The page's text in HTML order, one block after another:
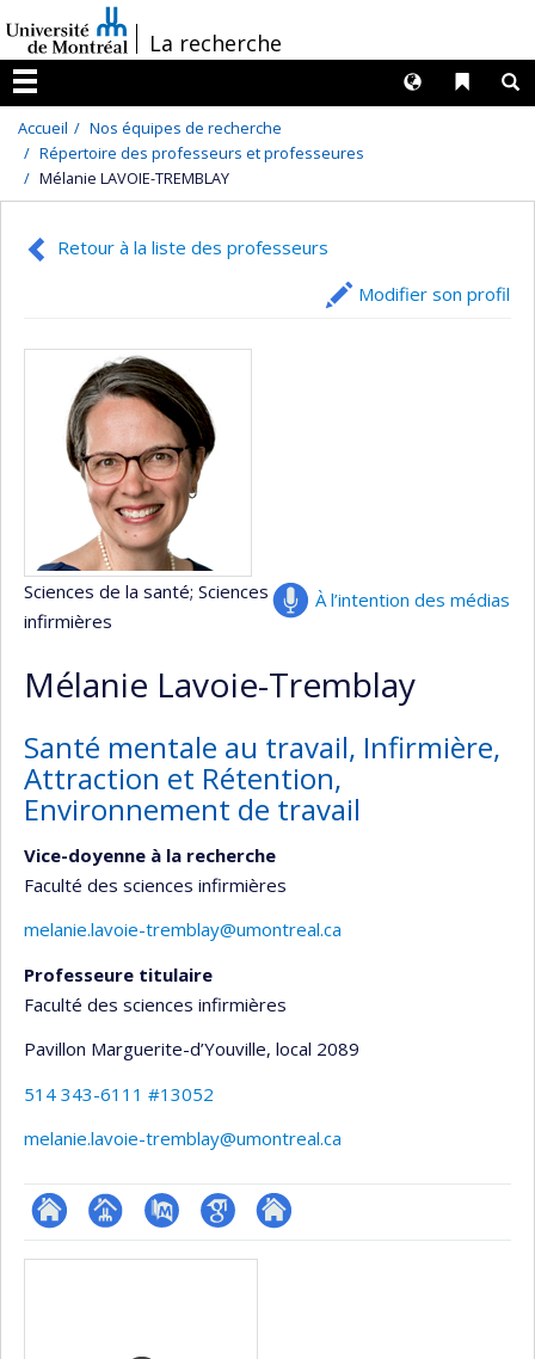
au
contenu
/La recherche
Menu
Liens
Langues
Accueil
Nos équipes de recherche
Répertoire des professeurs et professeures
Mélanie LAVOIE-TREMBLAY
Retour à la liste des professeurs
Modifier son profil
À l’intention des médias
Sciences de la santé; Sciences
infirmières
Mélanie Lavoie-Tremblay
Santé mentale au travail, Infirmière,
Attraction et Rétention,
Environnement de travail
Vice-doyenne à la recherche
Faculté des sciences infirmières
melanie.lavoie-tremblay@umontreal.ca
Professeure titulaire
Faculté des sciences infirmières
Pavillon Marguerite-d’Youville, local 2089
514 343-6111 #13052
melanie.lavoie-tremblay@umontreal.ca
ResearchGate
Page PubMedGoogleAutre
Médias